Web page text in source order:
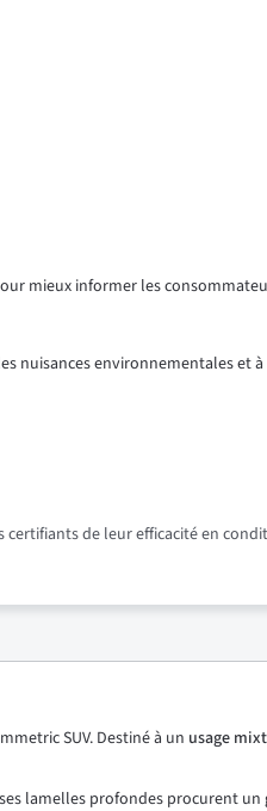
mieux informer les
nuisances environnementales et
certifiants de leur efficacité en
SUV. Destiné à un usage
lamelles profondes procurent un